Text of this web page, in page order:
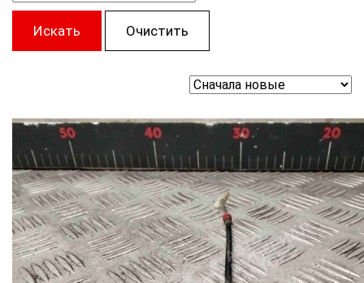
Искать Очистить